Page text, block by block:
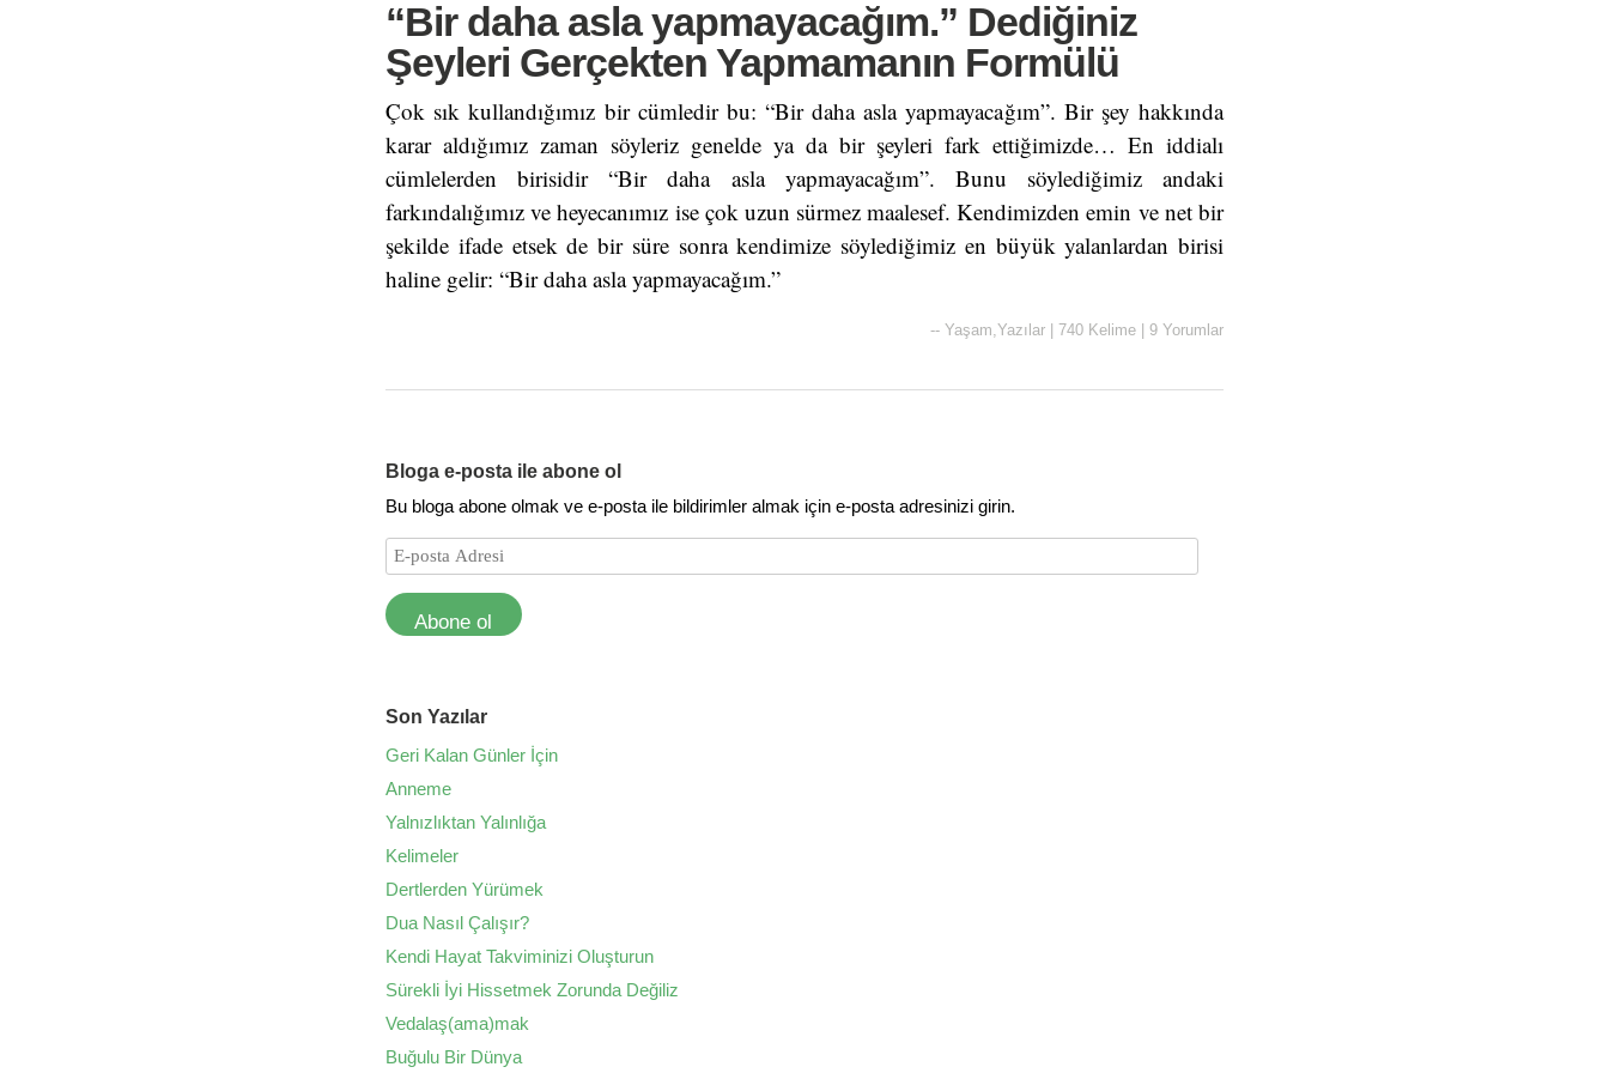
“Bir daha asla yapmayacağım.” Dediğiniz
Şeyleri Gerçekten Yapmamanın Formülü
Çok sık kullandığımız bir cümledir bu: “Bir daha asla yapmayacağım”. Bir şey hakkında
karar aldığımız zaman söyleriz genelde ya da bir şeyleri fark ettiğimizde… En iddialı
cümlelerden birisidir “Bir daha asla yapmayacağım”. Bunu söylediğimiz andaki
farkındalığımız ve heyecanımız ise çok uzun sürmez maalesef. Kendimizden emin ve net bir
şekilde ifade etsek de bir süre sonra kendimize söylediğimiz en büyük yalanlardan birisi
haline gelir: “Bir daha asla yapmayacağım.”
-- Yaşam,Yazılar 740 Kelime 9 Yorumlar
Bloga e-posta ile abone ol
Bu bloga abone olmak ve e-posta ile bildirimler almak için e-posta adresinizi girin.
Abone ol
Son Yazılar
Geri Kalan Günler İçin
Anneme
Yalnızlıktan Yalınlığa
Kelimeler
Dertlerden Yürümek
Dua Nasıl Çalışır?
Kendi Hayat Takviminizi Oluşturun
Sürekli İyi Hissetmek Zorunda Değiliz
Vedalaş(ama)mak
Buğulu Bir Dünya